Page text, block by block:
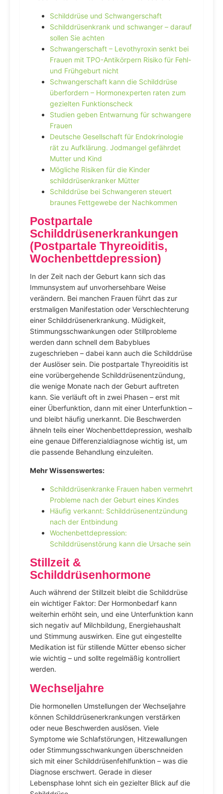
Schilddrüse und Schwangerschaft
Schilddrüsenkrank und schwanger – darauf
sollen Sie achten
Schwangerschaft – Levothyroxin senkt bei
Frauen mit TPO-Antikörpern Risiko für Fehl-
und Frühgeburt nicht
Schwangerschaft kann die Schilddrüse
überfordern – Hormonexperten raten zum
gezielten Funktionscheck
Studien geben Entwarnung für schwangere
Frauen
Deutsche Gesellschaft für Endokrinologie
rät zu Aufklärung. Jodmangel gefährdet
Mutter und Kind
Mögliche Risiken für die Kinder
schilddrüsenkranker Mütter
Schilddrüse bei Schwangeren steuert
braunes Fettgewebe der Nachkommen
Postpartale
Schilddrüsenerkrankungen
(Postpartale Thyreoiditis,
Wochenbettdepression)
In der Zeit nach der Geburt kann sich das
Immunsystem auf unvorhersehbare Weise
verändern. Bei manchen Frauen führt das zur
erstmaligen Manifestation oder Verschlechterung
einer Schilddrüsenerkrankung. Müdigkeit,
Stimmungsschwankungen oder Stillprobleme
werden dann schnell dem Babyblues
zugeschrieben – dabei kann auch die Schilddrüse
der Auslöser sein. Die postpartale Thyreoiditis ist
eine vorübergehende Schilddrüsenentzündung,
die wenige Monate nach der Geburt auftreten
kann. Sie verläuft oft in zwei Phasen – erst mit
einer Überfunktion, dann mit einer Unterfunktion –
und bleibt häufig unerkannt. Die Beschwerden
ähneln teils einer Wochenbettdepression, weshalb
eine genaue Differenzialdiagnose wichtig ist, um
die passende Behandlung einzuleiten.
Mehr Wissenswertes:
Schilddrüsenkranke Frauen haben vermehrt
Probleme nach der Geburt eines Kindes
Häufig verkannt: Schilddrüsenentzündung
nach der Entbindung
Wochenbettdepression:
Schilddrüsenstörung kann die Ursache sein
Stillzeit &
Schilddrüsenhormone
Auch während der Stillzeit bleibt die Schilddrüse
ein wichtiger Faktor: Der Hormonbedarf kann
weiterhin erhöht sein, und eine Unterfunktion kann
sich negativ auf Milchbildung, Energiehaushalt
und Stimmung auswirken. Eine gut eingestellte
Medikation ist für stillende Mütter ebenso sicher
wie wichtig – und sollte regelmäßig kontrolliert
werden.
Wechseljahre
Die hormonellen Umstellungen der Wechseljahre
können Schilddrüsenerkrankungen verstärken
oder neue Beschwerden auslösen. Viele
Symptome wie Schlafstörungen, Hitzewallungen
oder Stimmungsschwankungen überschneiden
sich mit einer Schilddrüsenfehlfunktion – was die
Diagnose erschwert. Gerade in dieser
Lebensphase lohnt sich ein gezielter Blick auf die